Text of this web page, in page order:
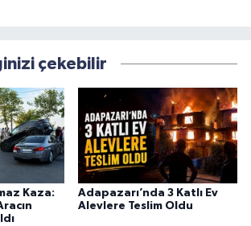
çekebilir
Kaza:
Adapazarı’nda 3 Katlı Ev
Alevlere Teslim Oldu